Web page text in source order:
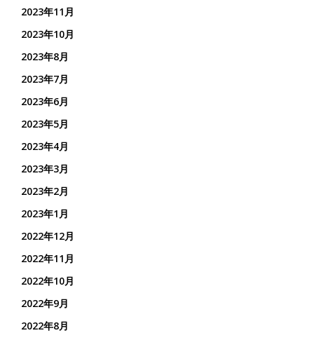
2023年11月
2023年10月
2023年8月
2023年7月
2023年6月
2023年5月
2023年4月
2023年3月
2023年2月
2023年1月
2022年12月
2022年11月
2022年10月
2022年9月
2022年8月